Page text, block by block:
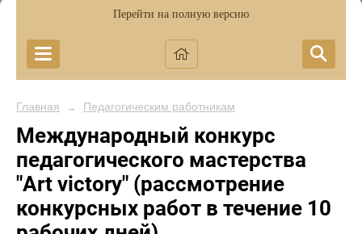
Перейти на полную версию
Главная → Педагогическим работникам
Международный конкурс
педагогического мастерства
"Art victory" (рассмотрение
конкурсных работ в течение 10